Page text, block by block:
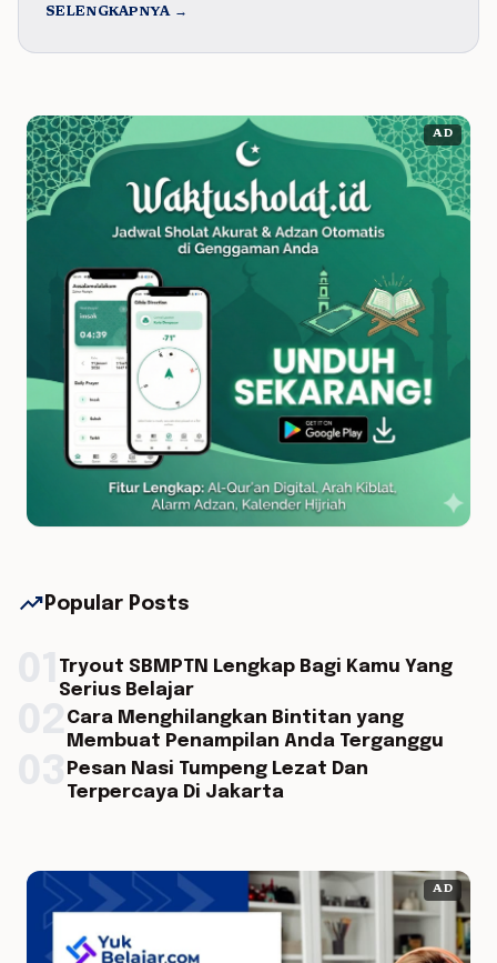
SELENGKAPNYA →
AD
trending_up Popular Posts
Tryout SBMPTN Lengkap Bagi Kamu Yang
Serius Belajar
Cara Menghilangkan Bintitan yang
Membuat Penampilan Anda Terganggu
Pesan Nasi Tumpeng Lezat Dan
Terpercaya Di Jakarta
AD